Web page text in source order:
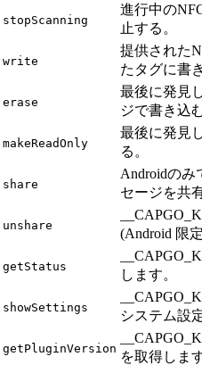
stopScanning
進行中の
止する。
write
提供された
たタグに書
erase
最後に発見
ジで書き込
makeReadOnly
最後に発見
る。
share
Androidのみ
セージを共
unshare
(Android 限定
getStatus
します。
showSettings
システム設
getPluginVersion
を取得します